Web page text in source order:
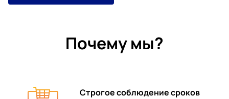
Почему мы?
Строгое соблюдение сроков